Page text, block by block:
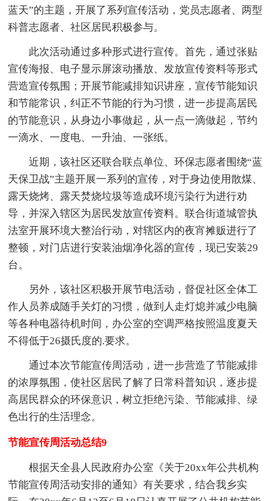
蓝天”的主题，开展了系列宣传活动，党员志愿者、两型
科普志愿者、社区居民积极参与。
此次活动通过多种形式进行宣传。首先，通过张贴
宣传海报、电子显示屏滚动播放、发放宣传资料等形式
营造宣传氛围；开展节能减排知识讲座，宣传节能知识
和节能常识，纠正不节能的行为习惯，进一步提高居民
的节能意识，从身边小事做起，从一点一滴做起，节约
一滴水、一度电、一升油、一张纸。
近期，该社区还联合联点单位、环保志愿者围绕“蓝
天保卫战”主题开展一系列的宣传，对于身边使用散煤、
露天烧烤、露天焚烧垃圾等造成环境污染行为进行劝
导，并深入辖区为居民发放宣传资料。联合街道城管执
法室开展环境大整治行动，对辖区内的夜宵摊贩进行了
整顿，对门店进行安装油烟净化器的宣传，现已安装29
台。
另外，该社区积极开展节电活动，督促社区全体工
作人员养成随手关灯的习惯，做到人走灯熄并减少电脑
等各种电器待机时间，办公室的空调严格按照温度夏天
不得低于26摄氏度的.要求。
通过本次节能宣传周活动，进一步营造了节能减排
的浓厚氛围，使社区居民了解了日常科普知识，逐步提
高居民群众的环保意识，树立拒绝污染、节能减排、绿
色出行的生活理念。
节能宣传周活动总结9
根据天全县人民政府办公室《关于20xx年公共机构
节能宣传周活动安排的通知》有关要求，结合我乡实